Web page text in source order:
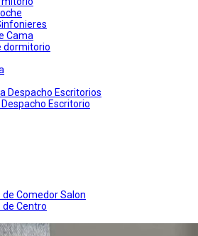
Cama
dormitorio
Despacho Escritorios
Escritorio
de Comedor Salon
de Centro